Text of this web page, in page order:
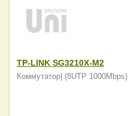
TP-LINK SG3210X-M2
Коммутатор| (8UTP 1000Mbps)